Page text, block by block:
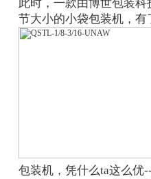
此时，一款由博世包装科
节大小的小袋包装机，
包装机，凭什么ta这么优